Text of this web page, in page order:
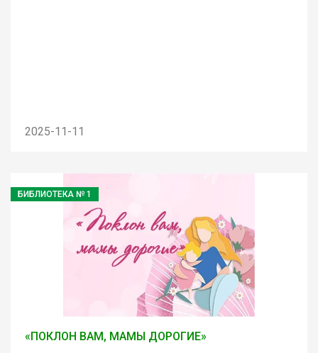
2025-11-11
БИБЛИОТЕКА № 1
«ПОКЛОН ВАМ, МАМЫ ДОРОГИЕ»